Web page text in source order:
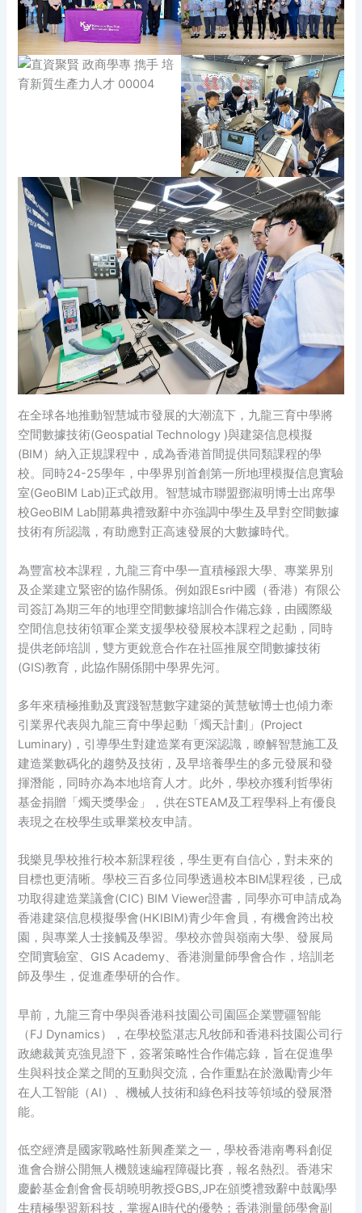
在全球各地推動智慧城市發展的大潮流下，九龍三育中學將
空間數據技術(Geospatial Technology )與建築信息模擬
(BIM）納入正規課程中，成為香港首間提供同類課程的學
校。同時24-25學年，中學界別首創第一所地理模擬信息實驗
室(GeoBIM Lab)正式啟用。智慧城市聯盟鄧淑明博士出席學
校GeoBIM Lab開幕典禮致辭中亦強調中學生及早對空間數據
技術有所認識，有助應對正高速發展的大數據時代。
為豐富校本課程，九龍三育中學一直積極跟大學、專業界別
及企業建立緊密的協作關係。例如跟Esri中國（香港）有限公
司簽訂為期三年的地理空間數據培訓合作備忘錄，由國際級
空間信息技術領軍企業支援學校發展校本課程之起動，同時
提供老師培訓，雙方更銳意合作在社區推展空間數據技術
(GIS)教育，此協作關係開中學界先河。
多年來積極推動及實踐智慧數字建築的黃慧敏博士也傾力牽
引業界代表與九龍三育中學起動「燭天計劃」(Project
Luminary)，引導學生對建造業有更深認識，瞭解智慧施工及
建造業數碼化的趨勢及技術，及早培養學生的多元發展和發
揮潛能，同時亦為本地培育人才。此外，學校亦獲利哲學術
基金捐贈「燭天獎學金」，供在STEAM及工程學科上有優良
表現之在校學生或畢業校友申請。
我樂見學校推行校本新課程後，學生更有自信心，對未來的
目標也更清晰。學校三百多位同學透過校本BIM課程後，已成
功取得建造業議會(CIC) BIM Viewer證書，同學亦可申請成為
香港建築信息模擬學會(HKIBIM)青少年會員，有機會跨出校
園，與專業人士接觸及學習。學校亦曾與嶺南大學、發展局
空間實驗室、GIS Academy、香港測量師學會合作，培訓老
師及學生，促進產學研的合作。
早前，九龍三育中學與香港科技園公司園區企業豐疆智能
（FJ Dynamics），在學校監湛志凡牧師和香港科技園公司行
政總裁黃克強見證下，簽署策略性合作備忘錄，旨在促進學
生與科技企業之間的互動與交流，合作重點在於激勵青少年
在人工智能（AI）、機械人技術和綠色科技等領域的發展潛
能。
低空經濟是國家戰略性新興產業之一，學校香港南粵科創促
進會合辦公開無人機競速編程障礙比賽，報名熱烈。香港宋
慶齡基金創會會長胡曉明教授GBS,JP在頒獎禮致辭中鼓勵學
生積極學習新科技，掌握AI時代的優勢；香港測量師學會副